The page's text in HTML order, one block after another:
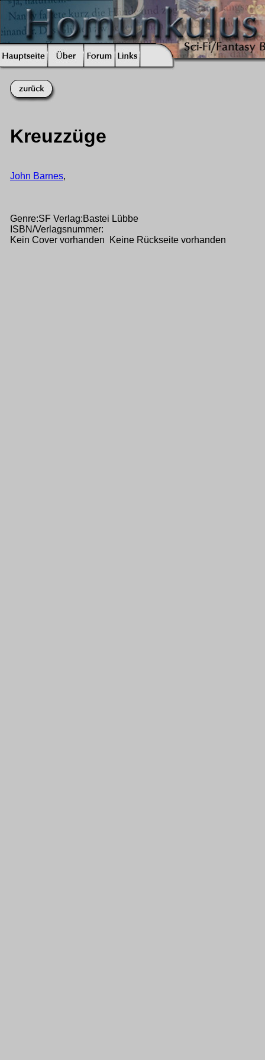
Kreuzzüge
John Barnes,
Genre:SF Verlag:Bastei Lübbe
ISBN/Verlagsnummer:
Kein Cover vorhanden Keine Rückseite vorhanden